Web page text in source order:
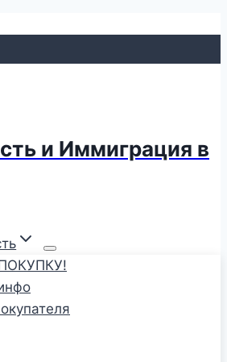
и Иммиграция в